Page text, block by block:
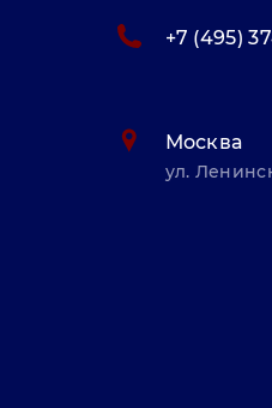
+7 (495)
Москва
ул.